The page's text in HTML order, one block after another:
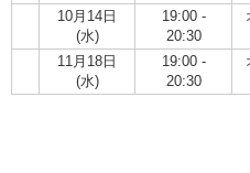
10月14日
(水)
19:00 -
20:30
11月18日
(水)
19:00 -
20:30